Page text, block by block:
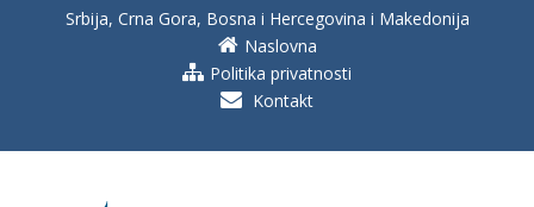
Srbija, Crna Gora, Bosna i Hercegovina i Makedonija
Naslovna
Politika privatnosti
Kontakt